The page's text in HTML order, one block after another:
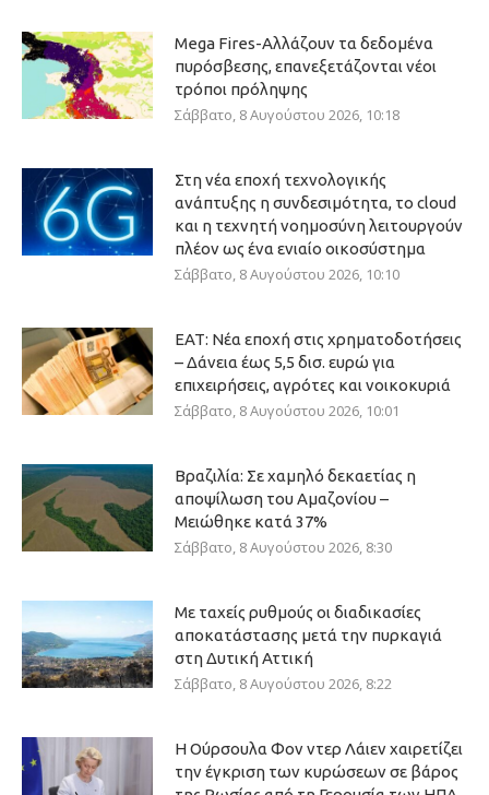
Mega Fires-Αλλάζουν τα δεδομένα
πυρόσβεσης, επανεξετάζονται νέοι
τρόποι πρόληψης
Σάββατο, 8 Αυγούστου 2026, 10:18
Στη νέα εποχή τεχνολογικής
ανάπτυξης η συνδεσιμότητα, το cloud
και η τεχνητή νοημοσύνη λειτουργούν
πλέον ως ένα ενιαίο οικοσύστημα
Σάββατο, 8 Αυγούστου 2026, 10:10
ΕΑΤ: Νέα εποχή στις χρηματοδοτήσεις
– Δάνεια έως 5,5 δισ. ευρώ για
επιχειρήσεις, αγρότες και νοικοκυριά
Σάββατο, 8 Αυγούστου 2026, 10:01
Βραζιλία: Σε χαμηλό δεκαετίας η
αποψίλωση του Αμαζονίου –
Μειώθηκε κατά 37%
Σάββατο, 8 Αυγούστου 2026, 8:30
Με ταχείς ρυθμούς οι διαδικασίες
αποκατάστασης μετά την πυρκαγιά
στη Δυτική Αττική
Σάββατο, 8 Αυγούστου 2026, 8:22
Η Ούρσουλα Φον ντερ Λάιεν χαιρετίζει
την έγκριση των κυρώσεων σε βάρος